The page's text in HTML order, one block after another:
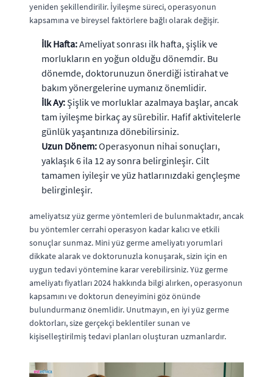
yeniden şekillendirilir. İyileşme süreci, operasyonun
kapsamına ve bireysel faktörlere bağlı olarak değişir.
İlk Hafta:Ameliyat sonrası ilk hafta, şişlik ve
morlukların en yoğun olduğu dönemdir. Bu
dönemde, doktorunuzun önerdiği istirahat ve
bakım yönergelerine uymanız önemlidir.
İlk Ay: Şişlik ve morluklar azalmaya başlar, ancak
tam iyileşme birkaç ay sürebilir. Hafif aktivitelerle
günlük yaşantınıza dönebilirsiniz.
Uzun Dönem:Operasyonun nihai sonuçları,
yaklaşık 6 ila 12 ay sonra belirginleşir. Cilt
tamamen iyileşir ve yüz hatlarınızdaki gençleşme
belirginleşir.
ameliyatsız yüz germe yöntemleri de bulunmaktadır, ancak
bu yöntemler cerrahi operasyon kadar kalıcı ve etkili
sonuçlar sunmaz. Mini yüz germe ameliyatı yorumlari
dikkate alarak ve doktorunuzla konuşarak, sizin için en
uygun tedavi yöntemine karar verebilirsiniz. Yüz germe
ameliyatı fiyatları 2024 hakkında bilgi alırken, operasyonun
kapsamını ve doktorun deneyimini göz önünde
bulundurmanız önemlidir. Unutmayın, en iyi yüz germe
doktorları, size gerçekçi beklentiler sunan ve
kişiselleştirilmiş tedavi planları oluşturan uzmanlardır.